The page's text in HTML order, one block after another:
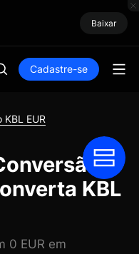
Baixar
Cadastre-se
EUR
KBL
0 EUR em